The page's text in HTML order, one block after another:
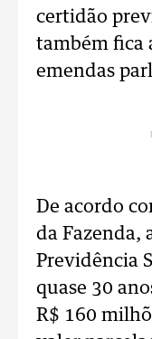
certidão
também fica
emendas
De acordo
da Fazenda,
Previdência
quase 30
R$ 160